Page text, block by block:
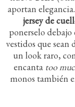
aportan
jersey de
ponerselo
vestidos que sean
un look raro,
encanta too
monos también